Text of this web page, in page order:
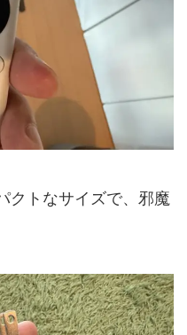
クトなサイズで、邪魔